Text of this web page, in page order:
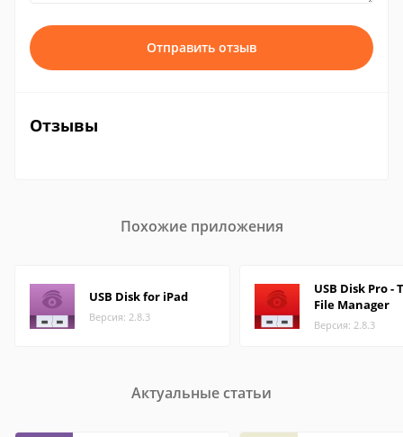
Отправить отзыв
Отзывы
Похожие приложения
USB Disk for iPad
Версия: 2.8.3
USB Disk Pro -
File Manager
Версия: 2.8.3
Актуальные статьи